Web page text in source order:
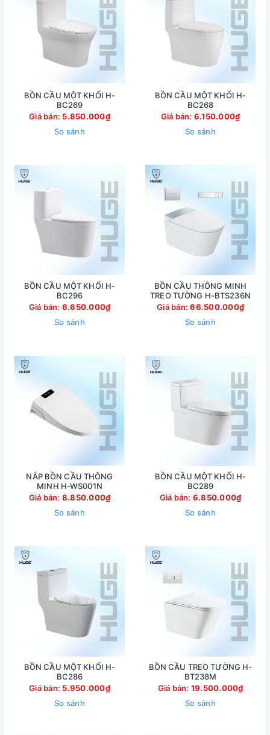
BỒN CẦU MỘT KHỐI H-
BC269
Giá bán: 5.850.000₫
So sánh
BỒN CẦU MỘT KHỐI H-
BC268
Giá bán: 6.150.000₫
So sánh
BỒN CẦU MỘT KHỐI H-
BC296
Giá bán: 6.650.000₫
So sánh
BỒN CẦU THÔNG MINH
TREO TƯỜNG H-BTS236N
Giá bán:66.500.000₫
So sánh
NẮP BỒN CẦU THÔNG
MINH H-WS001N
Giá bán: 8.850.000₫
So sánh
BỒN CẦU MỘT KHỐI H-
BC289
Giá bán: 6.850.000₫
So sánh
BỒN CẦU MỘT KHỐI H-
BC286
Giá bán: 5.950.000₫
So sánh
BỒN CẦU TREO TƯỜNG H-
BT238M
Giá bán: 19.500.000₫
So sánh